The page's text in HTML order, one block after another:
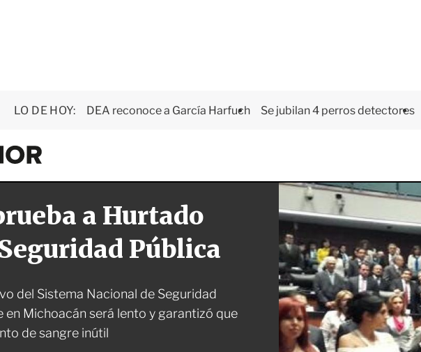
LO DE HOY: DEA reconoce a García Harfuch Se jubilan 4 perros detectores
E
x
e
s
i
r
a Hurtado
Pública
del Sistema Nacional de Seguridad
en Michoacán será lento y garantizó que
de sangre inútil